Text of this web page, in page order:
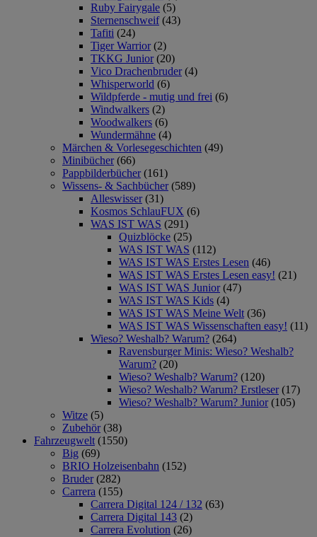
Ruby Fairygale (5)
Sternenschweif (43)
Tafiti (24)
Tiger Warrior (2)
TKKG Junior (20)
Vico Drachenbruder (4)
Whisperworld (6)
Wildpferde - mutig und frei (6)
Windwalkers (2)
Woodwalkers (6)
Wundermähne (4)
Märchen & Vorlesegeschichten (49)
Minibücher (66)
Pappbilderbücher (161)
Wissens- & Sachbücher (589)
Alleswisser (31)
Kosmos SchlauFUX (6)
WAS IST WAS (291)
Quizblöcke (25)
WAS IST WAS (112)
WAS IST WAS Erstes Lesen (46)
WAS IST WAS Erstes Lesen easy! (21)
WAS IST WAS Junior (47)
WAS IST WAS Kids (4)
WAS IST WAS Meine Welt (36)
WAS IST WAS Wissenschaften easy! (11)
Wieso? Weshalb? Warum? (264)
Ravensburger Minis: Wieso? Weshalb?
Warum? (20)
Wieso? Weshalb? Warum? (120)
Wieso? Weshalb? Warum? Erstleser (17)
Wieso? Weshalb? Warum? Junior (105)
Witze (5)
Zubehör (38)
Fahrzeugwelt (1550)
Big (69)
BRIO Holzeisenbahn (152)
Bruder (282)
Carrera (155)
Carrera Digital 124 / 132 (63)
Carrera Digital 143 (2)
Carrera Evolution (26)